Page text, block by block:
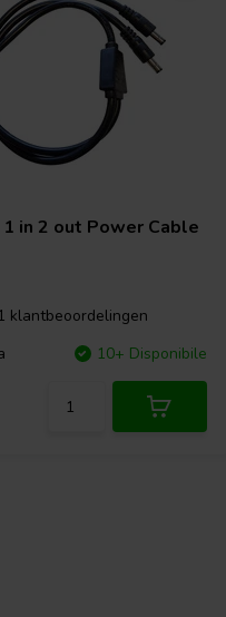
1 in 2 out Power Cable
1 klantbeoordelingen
10+ Disponibile